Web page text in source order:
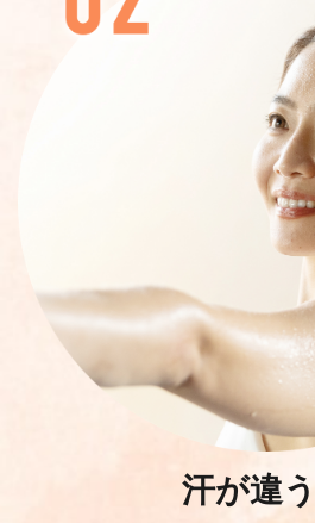
汗が違う
体験予約する
日時
10:45
レッスン内容
肩や背中周りの血行を促進し
温めていきます。深い呼吸と
して首や肩のこりからくる身
ていきましょう。巻き肩・姿